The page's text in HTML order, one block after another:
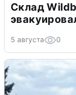
Склад
5 августа 0